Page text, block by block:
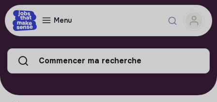
Menu
Commencer ma recherche